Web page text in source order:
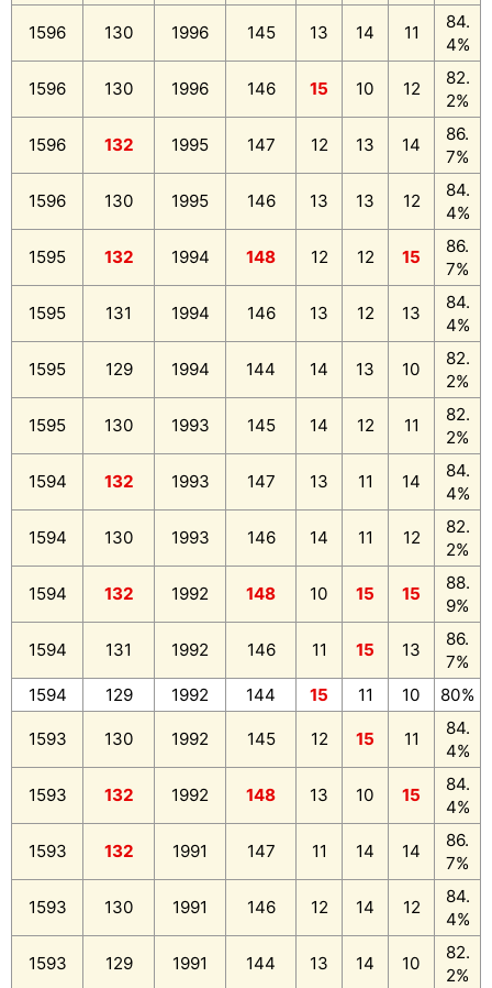
1596 130 1996 145 13 14 11
84.
4%
1596 130 1996 146 15 10 12
82.
2%
1596 132 1995 147 12 13 14
86.
7%
1596 130 1995 146 13 13 12
84.
4%
1595 132 1994 148 12 12 15
86.
7%
1595 131 1994 146 13 12 13
84.
4%
1595 129 1994 144 14 13 10
82.
2%
1595 130 1993 145 14 12 11
82.
2%
1594 132 1993 147 13 11 14
84.
4%
1594 130 1993 146 14 11 12
82.
2%
1594 132 1992 148 10 15 15
88.
9%
1594 131 1992 146 11 15 13
86.
7%
1594
129 1992 144 15 11 10 80%
1593 130 1992 145 12 15 11
84.
4%
1593 132 1992 148 13 10 15
84.
4%
1593 132 1991 147 11 14 14
86.
7%
1593 130 1991 146 12 14 12
84.
4%
1593 129 1991 144 13 14 10
82.
2%